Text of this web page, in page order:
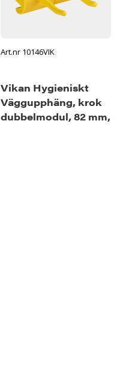
Art.nr 10146VIK
Vikan Hygieniskt
Väggupphäng, krok
dubbelmodul, 82 mm,